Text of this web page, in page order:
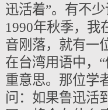
迅活着”。有不
1990年秋季，我
音刚落，就有一
在台湾用语中，
重意思。那位学
问：如果鲁迅活